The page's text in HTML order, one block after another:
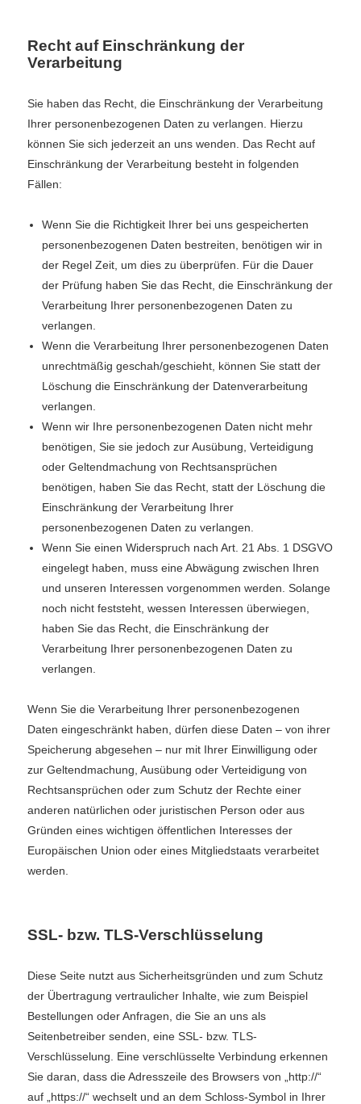
Recht auf Einschränkung der
Verarbeitung
Sie haben das Recht, die Einschränkung der Verarbeitung
Ihrer personenbezogenen Daten zu verlangen. Hierzu
können Sie sich jederzeit an uns wenden. Das Recht auf
Einschränkung der Verarbeitung besteht in folgenden
Fällen:
Wenn Sie die Richtigkeit Ihrer bei uns gespeicherten
personenbezogenen Daten bestreiten, benötigen wir in
der Regel Zeit, um dies zu überprüfen. Für die Dauer
der Prüfung haben Sie das Recht, die Einschränkung der
Verarbeitung Ihrer personenbezogenen Daten zu
verlangen.
Wenn die Verarbeitung Ihrer personenbezogenen Daten
unrechtmäßig geschah/geschieht, können Sie statt der
Löschung die Einschränkung der Datenverarbeitung
verlangen.
Wenn wir Ihre personenbezogenen Daten nicht mehr
benötigen, Sie sie jedoch zur Ausübung, Verteidigung
oder Geltendmachung von Rechtsansprüchen
benötigen, haben Sie das Recht, statt der Löschung die
Einschränkung der Verarbeitung Ihrer
personenbezogenen Daten zu verlangen.
Wenn Sie einen Widerspruch nach Art. 21 Abs. 1 DSGVO
eingelegt haben, muss eine Abwägung zwischen Ihren
und unseren Interessen vorgenommen werden. Solange
noch nicht feststeht, wessen Interessen überwiegen,
haben Sie das Recht, die Einschränkung der
Verarbeitung Ihrer personenbezogenen Daten zu
verlangen.
Wenn Sie die Verarbeitung Ihrer personenbezogenen
Daten eingeschränkt haben, dürfen diese Daten – von ihrer
Speicherung abgesehen – nur mit Ihrer Einwilligung oder
zur Geltendmachung, Ausübung oder Verteidigung von
Rechtsansprüchen oder zum Schutz der Rechte einer
anderen natürlichen oder juristischen Person oder aus
Gründen eines wichtigen öffentlichen Interesses der
Europäischen Union oder eines Mitgliedstaats verarbeitet
werden.
SSL- bzw. TLS-Verschlüsselung
Diese Seite nutzt aus Sicherheitsgründen und zum Schutz
der Übertragung vertraulicher Inhalte, wie zum Beispiel
Bestellungen oder Anfragen, die Sie an uns als
Seitenbetreiber senden, eine SSL- bzw. TLS-
Verschlüsselung. Eine verschlüsselte Verbindung erkennen
Sie daran, dass die Adresszeile des Browsers von „http://“
auf „https://“ wechselt und an dem Schloss-Symbol in Ihrer